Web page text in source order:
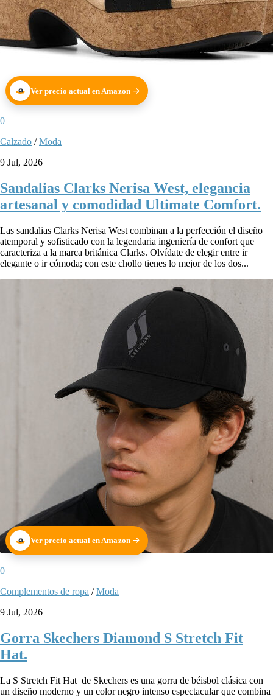
Ver precio actual en Amazon
0
Calzado /Moda
9 Jul, 2026
Sandalias Clarks Nerisa West, elegancia
artesanal y comodidad Ultimate Comfort.
Las sandalias Clarks Nerisa West combinan a la perfección el diseño
atemporal y sofisticado con la legendaria ingeniería de confort que
caracteriza a la marca británica Clarks. Olvídate de elegir entre ir
elegante o ir cómoda; con este chollo tienes lo mejor de los dos...
Ver precio actual en Amazon
0
Complementos de ropa /Moda
9 Jul, 2026
Gorra Skechers Diamond S Stretch Fit
Hat.
La S Stretch Fit Hat de Skechers es una gorra de béisbol clásica con
un diseño moderno y un color negro intenso espectacular que combina